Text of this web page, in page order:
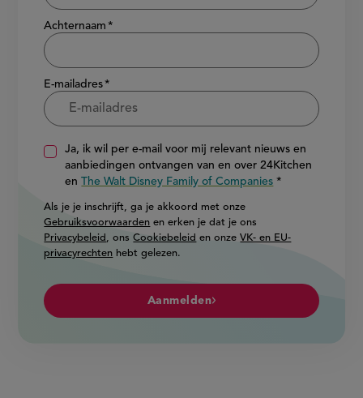
Achternaam
E-mailadres
Ja, ik wil per e-mail voor mij relevant nieuws en
aanbiedingen ontvangen van en over 24Kitchen
enThe Walt Disney Family of Companies
Als je je inschrijft, ga je akkoord met onze
Gebruiksvoorwaarden en erken je dat je ons
Privacybeleid , onsCookiebeleid en onzeVK- en EU-
privacyrechten hebt gelezen.
Aanmelden